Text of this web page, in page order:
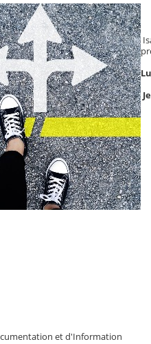
et d'Information